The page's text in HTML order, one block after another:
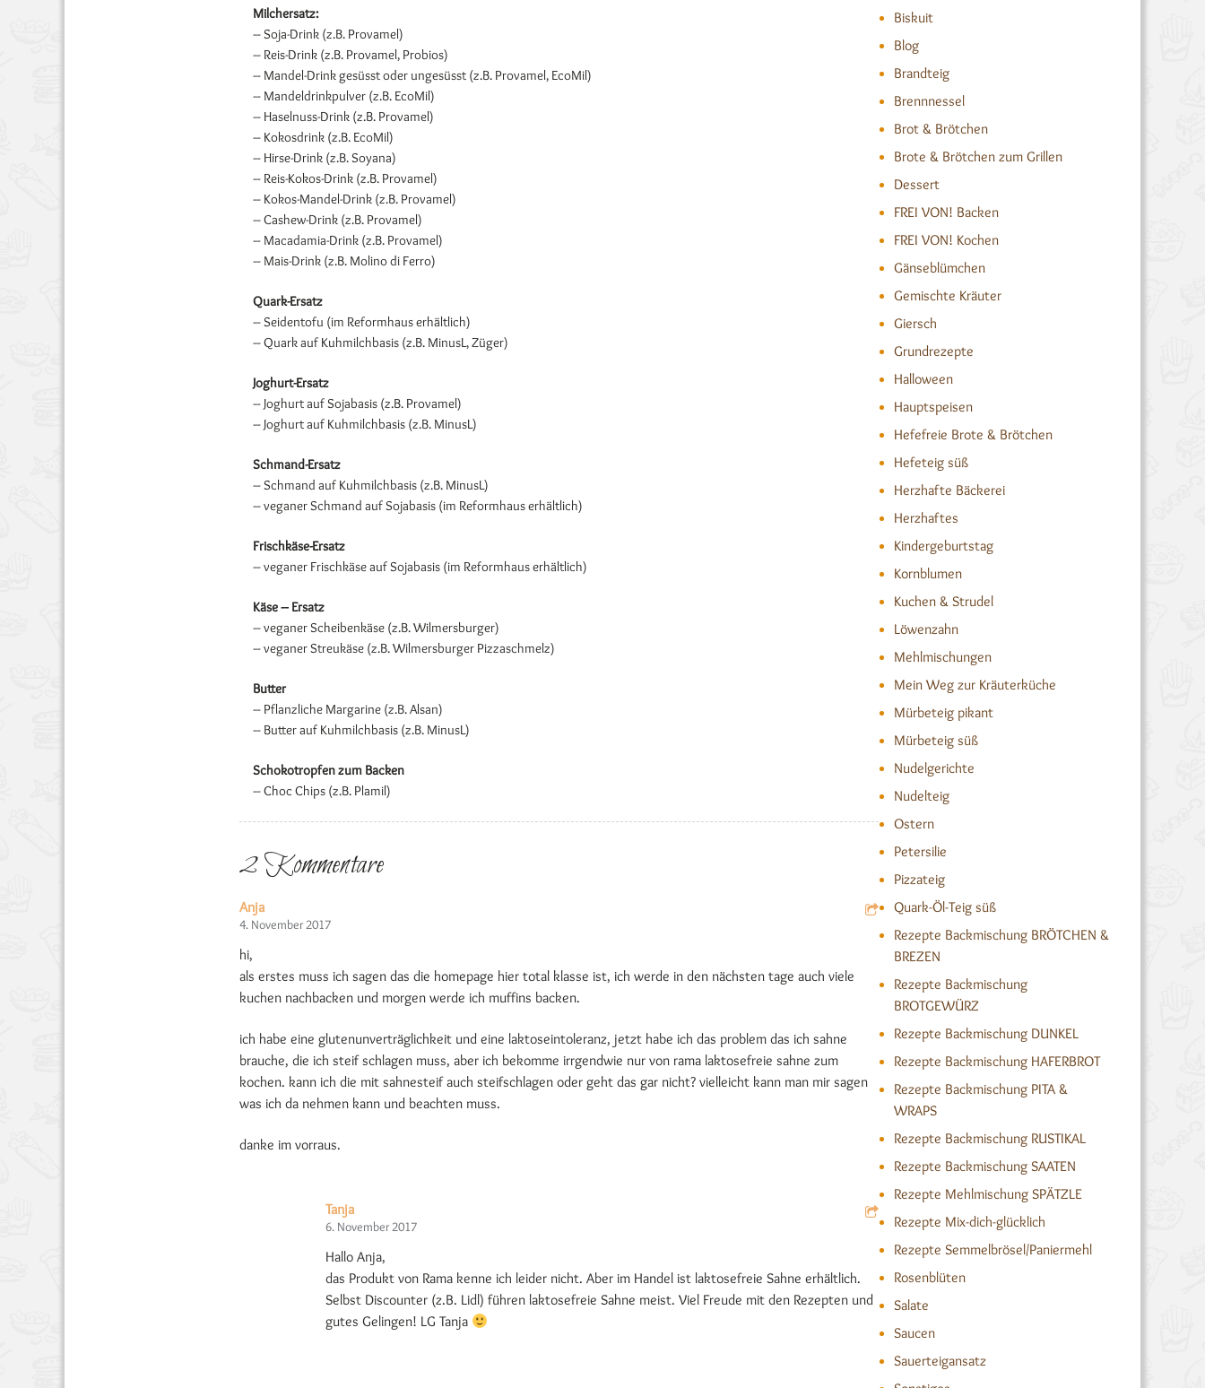
Milchersatz:
– Soja-Drink (z.B. Provamel)
– Reis-Drink (z.B. Provamel, Probios)
– Mandel-Drink gesüsst oder ungesüsst (z.B. Provamel, EcoMil)
– Mandeldrinkpulver (z.B. EcoMil)
– Haselnuss-Drink (z.B. Provamel)
– Kokosdrink (z.B. EcoMil)
– Hirse-Drink (z.B. Soyana)
– Reis-Kokos-Drink (z.B. Provamel)
– Kokos-Mandel-Drink (z.B. Provamel)
– Cashew-Drink (z.B. Provamel)
– Macadamia-Drink (z.B. Provamel)
– Mais-Drink (z.B. Molino di Ferro)
Quark-Ersatz
– Seidentofu (im Reformhaus erhältlich)
– Quark auf Kuhmilchbasis (z.B. MinusL, Züger)
Joghurt-Ersatz
– Joghurt auf Sojabasis (z.B. Provamel)
– Joghurt auf Kuhmilchbasis (z.B. MinusL)
Schmand-Ersatz
– Schmand auf Kuhmilchbasis (z.B. MinusL)
– veganer Schmand auf Sojabasis (im Reformhaus erhältlich)
Frischkäse-Ersatz
– veganer Frischkäse auf Sojabasis (im Reformhaus erhältlich)
Käse – Ersatz
– veganer Scheibenkäse (z.B. Wilmersburger)
– veganer Streukäse (z.B. Wilmersburger Pizzaschmelz)
Butter
– Pflanzliche Margarine (z.B. Alsan)
– Butter auf Kuhmilchbasis (z.B. MinusL)
Schokotropfen zum Backen
– Choc Chips (z.B. Plamil)
2 Kommentare
Anja
4. November 2017
hi,
als erstes muss ich sagen das die homepage hier total klasse ist, ich werde in den nächsten tage auch viele
kuchen nachbacken und morgen werde ich muffins backen.
ich habe eine glutenunverträglichkeit und eine laktoseintoleranz, jetzt habe ich das problem das ich sahne
brauche, die ich steif schlagen muss, aber ich bekomme irrgendwie nur von rama laktosefreie sahne zum
kochen. kann ich die mit sahnesteif auch steifschlagen oder geht das gar nicht? vielleicht kann man mir sagen
was ich da nehmen kann und beachten muss.
danke im vorraus.
Tanja
6. November 2017
Hallo Anja,
das Produkt von Rama kenne ich leider nicht. Aber im Handel ist laktosefreie Sahne erhältlich.
Selbst Discounter (z.B. Lidl) führen laktosefreie Sahne meist. Viel Freude mit den Rezepten und
gutes Gelingen! LG Tanja
Biskuit
Blog
Brandteig
Brennnessel
Brot & Brötchen
Brote & Brötchen zum Grillen
Dessert
FREI VON! Backen
FREI VON! Kochen
Gänseblümchen
Gemischte Kräuter
Giersch
Grundrezepte
Halloween
Hauptspeisen
Hefefreie Brote & Brötchen
Hefeteig süß
Herzhafte Bäckerei
Herzhaftes
Kindergeburtstag
Kornblumen
Kuchen & Strudel
Löwenzahn
Mehlmischungen
Mein Weg zur Kräuterküche
Mürbeteig pikant
Mürbeteig süß
Nudelgerichte
Nudelteig
Ostern
Petersilie
Pizzateig
Quark-Öl-Teig süß
Rezepte Backmischung BRÖTCHEN &
BREZEN
Rezepte Backmischung
BROTGEWÜRZ
Rezepte Backmischung DUNKEL
Rezepte Backmischung HAFERBROT
Rezepte Backmischung PITA &
WRAPS
Rezepte Backmischung RUSTIKAL
Rezepte Backmischung SAATEN
Rezepte Mehlmischung SPÄTZLE
Rezepte Mix-dich-glücklich
Rezepte Semmelbrösel/Paniermehl
Rosenblüten
Salate
Saucen
Sauerteigansatz